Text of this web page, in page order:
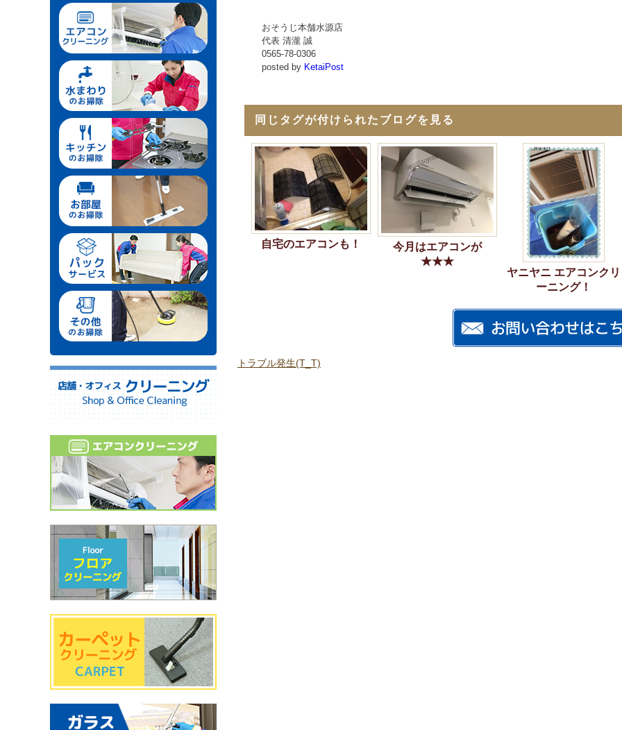
おそうじ本舗水源店
代表 清瀧 誠
0565-78-0306
posted by KetaiPost
同じタグが付けられたブログを見る
自宅のエアコンも！
今月はエアコンが
★★★
ヤニヤニ エアコンクリ
ーニング！
トラブル発生(T_T)